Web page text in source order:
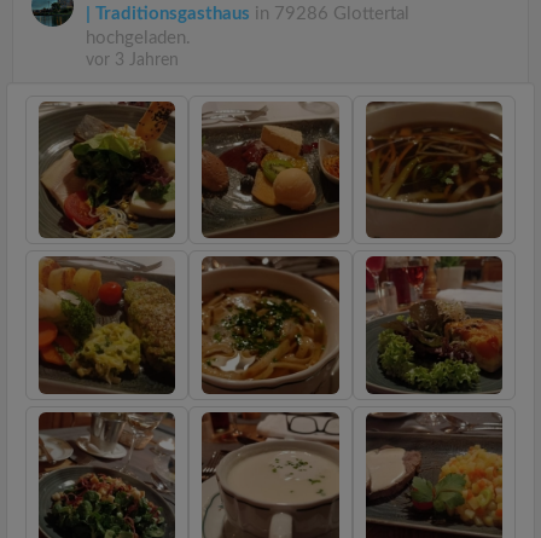
| Traditionsgasthaus in 79286 Glottertal
hochgeladen.
vor 3 Jahren